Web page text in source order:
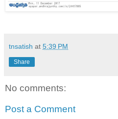
tnsatish at 5:39 PM
Share
No comments:
Post a Comment